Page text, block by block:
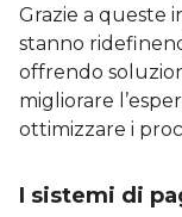
Grazie a queste
stanno
offrendo
migliorare
ottimizzare i
I sistemi di